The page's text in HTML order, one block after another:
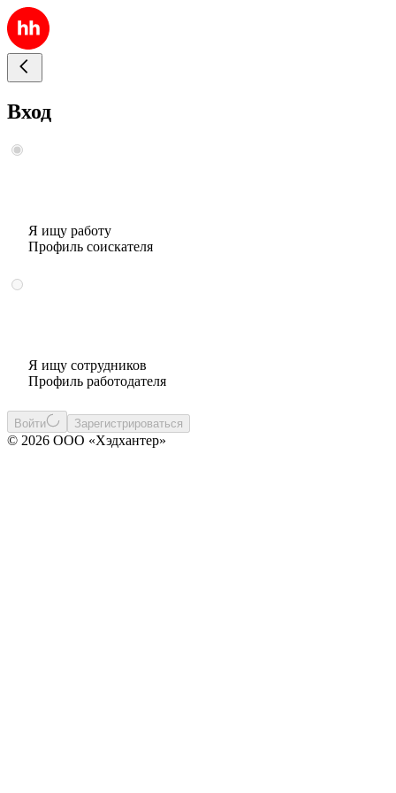
Вход
Я ищу работу
Профиль соискателя
Я ищу сотрудников
Профиль работодателя
Войти Зарегистрироваться
© 2026 ООО «Хэдхантер»